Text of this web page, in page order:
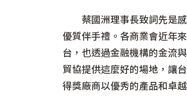
蔡國洲理事長致詞先是感
優質伴手禮。各商業會近年
台，也透過金融機構的金流
貿協提供這麼好的場地，讓
得獎廠商以優秀的產品和卓